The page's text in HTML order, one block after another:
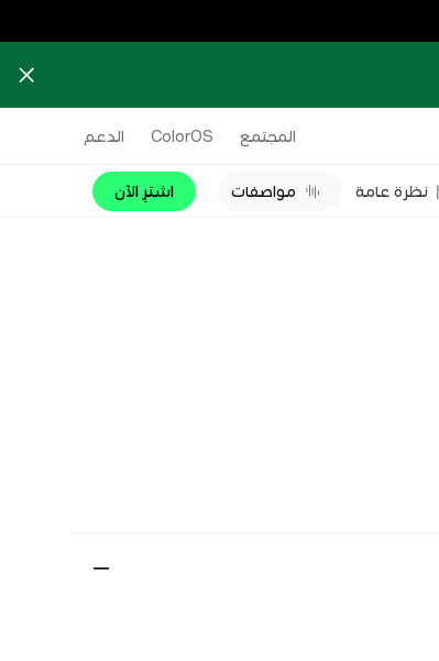
المجتمع ColorOS الدعم
نظرة عامة مواصفات اشترِ الآن